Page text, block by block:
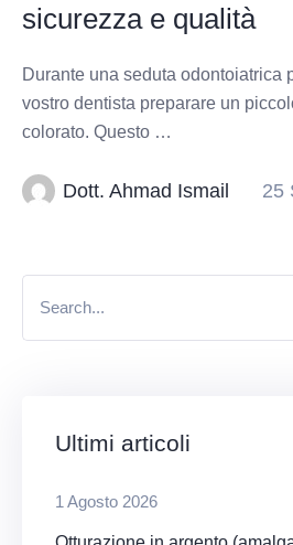
sicurezza e qualità
Durante una seduta odontoiatrica
vostro dentista preparare un
colorato. Questo …
Dott. Ahmad Ismail 25
Ultimi articoli
1 Agosto 2026